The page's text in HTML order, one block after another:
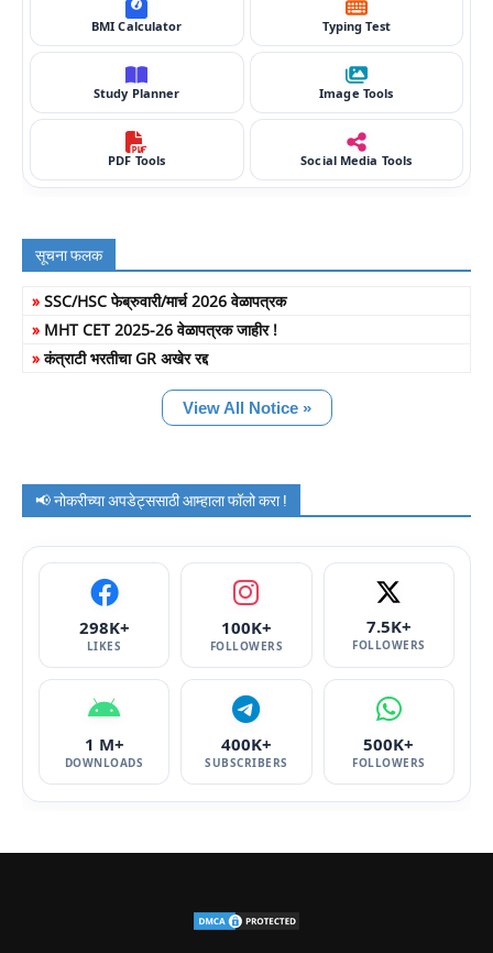
BMI Calculator Typing Test
Study Planner Image Tools
PDF Tools Social Media Tools
सूचना फलक
» SSC/HSC फेब्रुवारी/मार्च 2026 वेळापत्रक
» MHT CET 2025-26 वेळापत्रक जाहीर !
»कंत्राटी भरतीचा GR अखेर रद्द
View All Notice »
📢 नोकरीच्या अपडेट्ससाठी आम्हाला फॉलो करा !
298K+
LIKES
100K+
FOLLOWERS
7.5K+
FOLLOWERS
1 M+
DOWNLOADS
400K+
SUBSCRIBERS
500K+
FOLLOWERS